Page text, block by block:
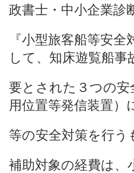
政書士・中小企業診
『小型旅客船等安
して、知床遊覧船
要とされた３つの安
用位置等発信装置）
等の安全対策を行う
補助対象の経費は